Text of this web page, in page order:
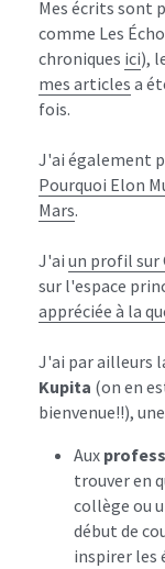
Mes écrits sont
comme Les
chroniques ici),
mes articles a
fois.
Pourquoi Elon
Mars.
J'ai un profil sur
sur l'espace
appréciée à la
Kupita (on en
bienvenue!!),
Aux
trouver en
collège ou
début de
inspirer les